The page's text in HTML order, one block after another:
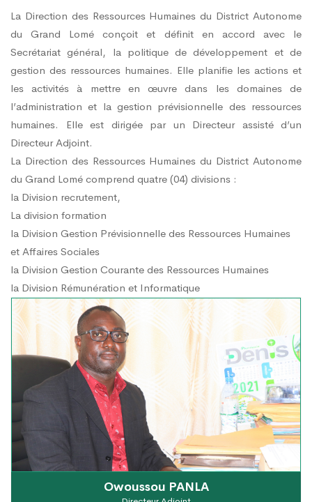
La Direction des Ressources Humaines du District Autonome
du Grand Lomé conçoit et définit en accord avec le
Secrétariat général, la politique de développement et de
gestion des ressources humaines. Elle planifie les actions et
les activités à mettre en œuvre dans les domaines de
l’administration et la gestion prévisionnelle des ressources
humaines. Elle est dirigée par un Directeur assisté d’un
Directeur Adjoint.
La Direction des Ressources Humaines du District Autonome
du Grand Lomé comprend quatre (04) divisions :
la Division recrutement,
La division formation
la Division Gestion Prévisionnelle des Ressources Humaines
et Affaires Sociales
la Division Gestion Courante des Ressources Humaines
la Division Rémunération et Informatique
Owoussou PANLA